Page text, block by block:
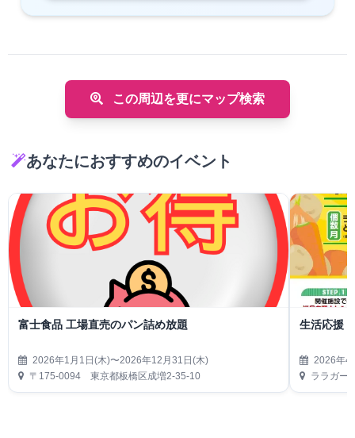
この周辺を更にマップ検索
あなたにおすすめのイベント
富士食品 工場直売のパン詰め放題
2026年1月1日(木)〜2026年12月31日(木)
〒175-0094 東京都板橋区成増2-35-10
生活応援
2026年4
ララガー